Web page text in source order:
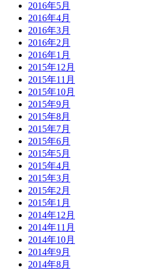
2016年5月
2016年4月
2016年3月
2016年2月
2016年1月
2015年12月
2015年11月
2015年10月
2015年9月
2015年8月
2015年7月
2015年6月
2015年5月
2015年4月
2015年3月
2015年2月
2015年1月
2014年12月
2014年11月
2014年10月
2014年9月
2014年8月